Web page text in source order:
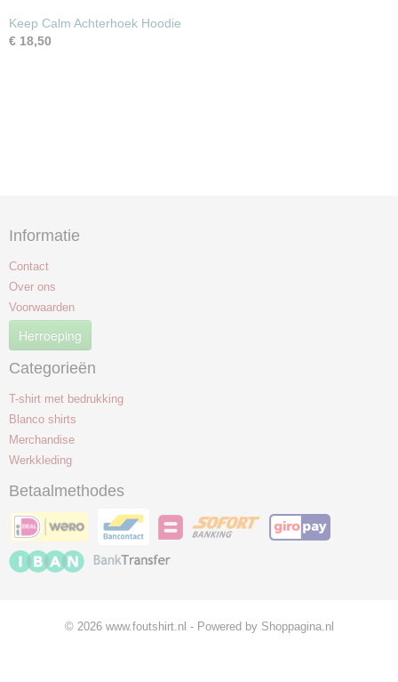
Keep Calm Achterhoek Hoodie
€ 18,50
Informatie
Contact
Over ons
Voorwaarden
Herroeping
Categorieën
T-shirt met bedrukking
Blanco shirts
Merchandise
Werkkleding
Betaalmethodes
© 2026 www.foutshirt.nl - Powered by Shoppagina.nl